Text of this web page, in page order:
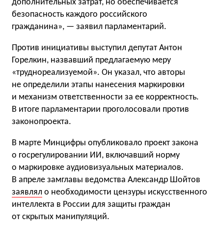
дополнительных затрат, но обеспечивается
безопасность каждого российского
гражданина», — заявил парламентарий.
Против инициативы выступил депутат Антон
Горелкин, назвавший предлагаемую меру
«труднореализуемой». Он указал, что авторы
не определили этапы нанесения маркировки
и механизм ответственности за ее корректность.
В итоге парламентарии проголосовали против
законопроекта.
В марте Минцифры опубликовало проект закона
о госрегулировании ИИ, включавший норму
о маркировке аудиовизуальных материалов.
В апреле замглавы ведомства Александр Шойтов
заявлял о необходимости цензуры искусственного
интеллекта в России для защиты граждан
от скрытых манипуляций.